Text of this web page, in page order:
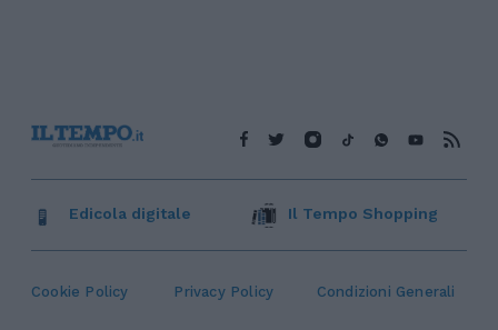
Cookie Policy Privacy Policy Condizioni Generali
Edicola digitale Il Tempo Shopping